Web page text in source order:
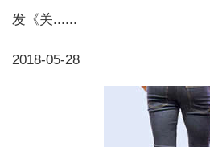
发《关......
2018-05-28